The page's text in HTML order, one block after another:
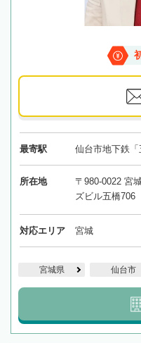
最寄駅 仙台市地下鉄
所在地
〒980-0022 宮
ズビル五橋706
対応エリア 宮城
宮城県 仙台市